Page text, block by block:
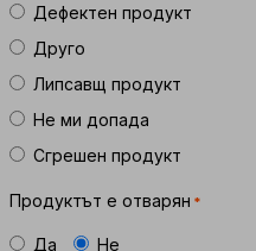
Дефектен продукт
Друго
Липсавщ продукт
Не ми допада
Сгрешен продукт
Продуктът е отварян
Да Не